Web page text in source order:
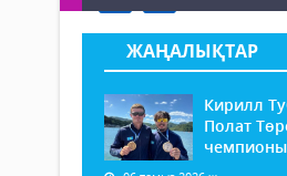
ЖАҢАЛЫҚТАР
Кирилл
Полат
чемпионы